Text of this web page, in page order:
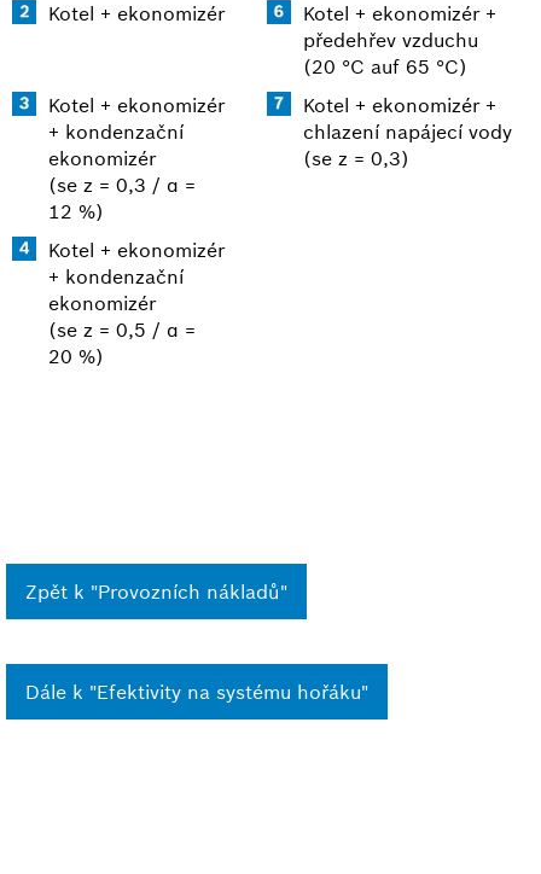
Kotel + ekonomizér
Kotel + ekonomizér +
předehřev vzduchu
(20 °C auf 65 °C)
Kotel + ekonomizér
+ kondenzační
ekonomizér
(se z = 0,3 / α =
12 %)
Kotel + ekonomizér +
chlazení napájecí vody
(se z = 0,3)
Kotel + ekonomizér
+ kondenzační
ekonomizér
(se z = 0,5 / α =
20 %)
Zpět k "Provozních nákladů"
Dále k "Efektivity na systému hořáku"